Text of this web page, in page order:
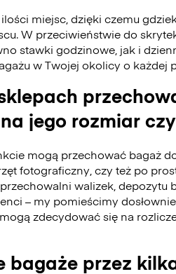
miejsc, dzięki czemu
W przeciwieństwie do
stawki godzinowe, jak i
w Twojej okolicy o każdej
jego rozmiar czy
mogą przechować bagaż
fotograficzny, czy też po
walizek, depozytu
– my pomieścimy
zdecydować się na
bagaże przez